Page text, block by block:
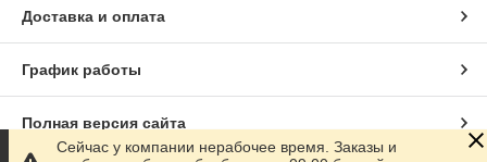
Доставка и оплата
График работы
Полная версия сайта
Сейчас у компании нерабочее время. Заказы и